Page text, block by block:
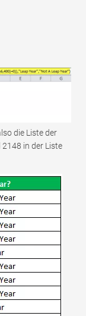
die Liste der
in der Liste